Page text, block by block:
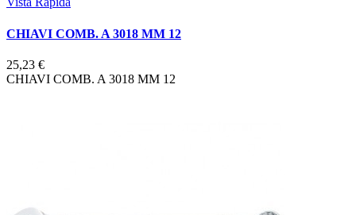
CHIAVI COMB. A 3018 MM 12
25,23 €
CHIAVI COMB. A 3018 MM 12